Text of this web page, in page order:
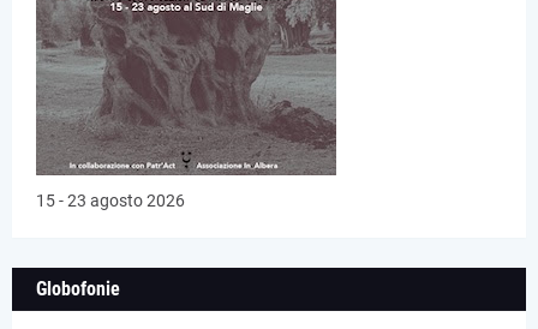
15 - 23 agosto 2026
Globofonie